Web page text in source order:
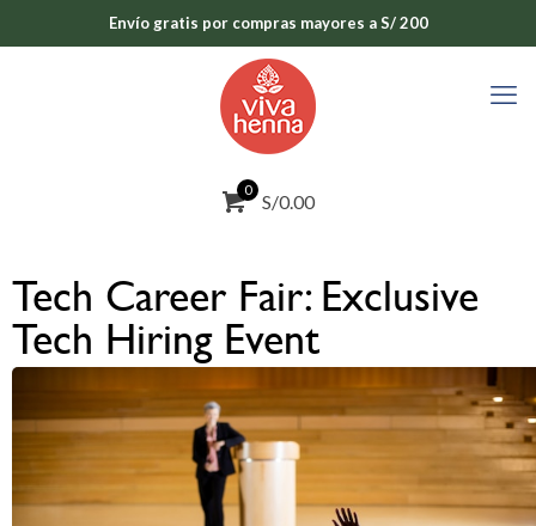
Envío gratis por compras mayores a S/ 200
0
S/0.00
Tech Career Fair: Exclusive
Tech Hiring Event